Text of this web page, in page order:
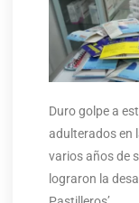
Duro golpe a
adulterados en
varios años de
lograron la